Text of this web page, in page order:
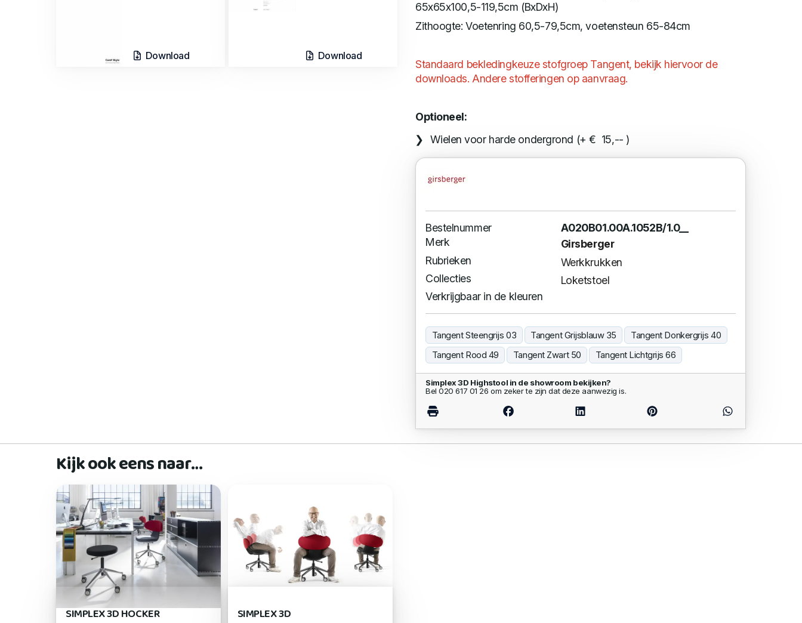
Download Download
65x65x100,5-119,5cm (BxDxH)
Zithoogte: Voetenring 60,5-79,5cm, voetensteun 65-84cm
Standaard bekledingkeuze stofgroep Tangent, bekijk hiervoor de
downloads. Andere stofferingen op aanvraag.
Optioneel:
Wielen voor harde ondergrond (+ € 15,-- )
Bestelnummer
A020B01.00A.1052B/1.0__
Merk
Girsberger
Rubrieken
Werkkrukken
Collecties
Loketstoel
Verkrijgbaar in de kleuren
Tangent Steengrijs 03 Tangent Grijsblauw 35
Tangent Donkergrijs 40
Tangent Rood 49
Tangent Zwart 50 Tangent Lichtgrijs 66
Simplex 3D Highstool in de showroom bekijken?
Bel 020 617 01 26 om zeker te zijn dat deze aanwezig is.
Kijk ook eens naar…
SIMPLEX 3D HOCKER SIMPLEX 3D